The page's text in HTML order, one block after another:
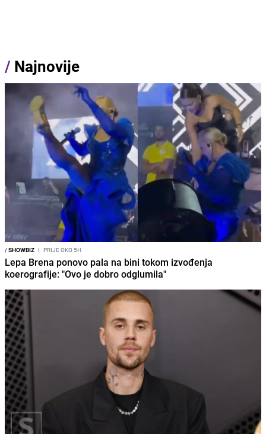
/ Najnovije
/SHOWBIZ I PRIJE OKO 5H
Lepa Brena ponovo pala na bini tokom izvođenja
koerografije: "Ovo je dobro odglumila"